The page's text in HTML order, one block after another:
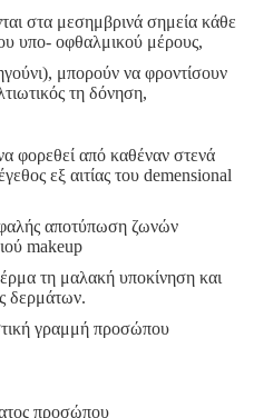
στα μεσημβρινά σημεία κάθε
υπο- οφθαλμικού μέρους,
μπορούν να φροντίσουν
τη δόνηση,
φορεθεί από καθέναν στενά
εξ αιτίας του demensional
αποτύπωση ζωνών
makeup
τη μαλακή υποκίνηση και
δερμάτων.
γραμμή προσώπου
προσώπου